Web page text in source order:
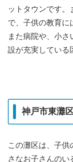
ットタウンです。
で、子供の教育に
また病院や、小
設が充実している
神戸市東灘
この灘区は、子供
さなお子さんのい